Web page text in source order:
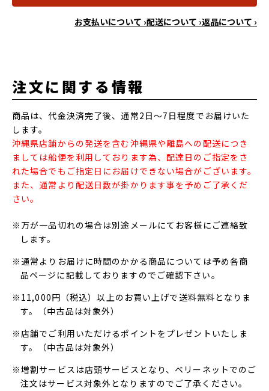
お支払いについて ›配送について ›返品について ›
注文に関する情報
商品は、代金決済完了後、通常2日～7日程度でお届けいた
します。
沖縄県店舗からの発送を含む沖縄県や離島への配送につき
ましては船便を利用しております為、配達日のご指定をさ
れた場合でもご指定日にお届けできない場合がございます。
また、通常より配送日数が掛かります事を予めご了承くだ
さい。
※万が一品切れの場合は別途メールにてお客様にご連絡致
します。
※通常よりお届けに時間のかかる商品については予め各商
品ページに記載しておりますのでご確認下さい。
※11,000円（税込）以上のお買い上げで送料無料となりま
す。（中古品は対象外）
※店舗でご利用いただけるポイントをプレゼントいたしま
す。（中古品は対象外）
※増割サービスは店頭サービスとなり、ベリーネットでのご
注文はサービス対象外となりますのでご了承ください。